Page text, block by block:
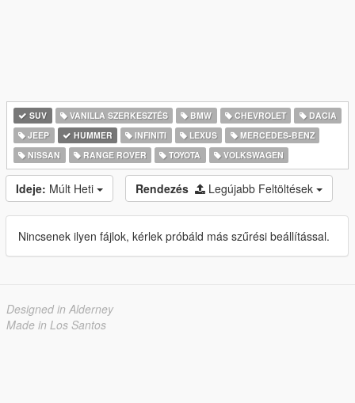
SUV VANILLA SZERKESZTÉS BMW CHEVROLET
DACIA
JEEP
HUMMER INFINITI LEXUS
MERCEDES-BENZ
NISSAN
RANGE ROVER TOYOTA VOLKSWAGEN
Ideje: Múlt Heti Rendezés Legújabb Feltöltések
Nincsenek ilyen fájlok, kérlek próbáld más szűrési beállítással.
Designed in Alderney
Made in Los Santos